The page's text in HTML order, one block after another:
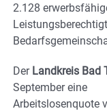
2.128
Der Landkreis Bad
September eine
Arbeitslosenquote